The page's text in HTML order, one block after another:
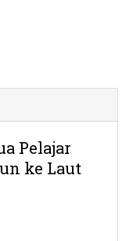
Pelajar
ke Laut